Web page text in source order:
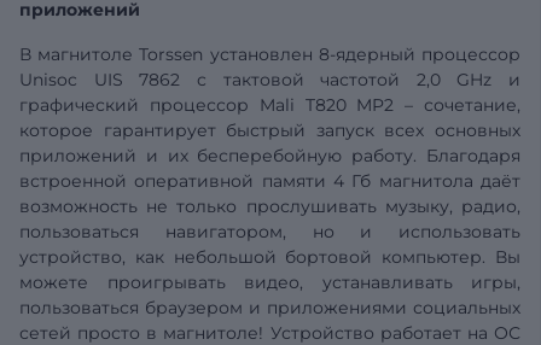
приложений
В магнитоле Torssen установлен 8-ядерный процессор
Unisoc UIS
7862 с тактовой частотой 2,0 GHz и
графический процессор Mali T820 MP2 – сочетание,
которое гарантирует быстрый запуск всех основных
приложений и их бесперебойную работу. Благодаря
встроенной оперативной памяти 4 Гб магнитола даёт
возможность не только прослушивать музыку, радио,
пользоваться навигатором, но и использовать
устройство, как небольшой бортовой компьютер. Вы
можете проигрывать видео, устанавливать игры,
пользоваться браузером и приложениями социальных
сетей просто в магнитоле! Устройство работает на ОС